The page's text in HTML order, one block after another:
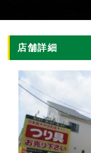
店舗詳細